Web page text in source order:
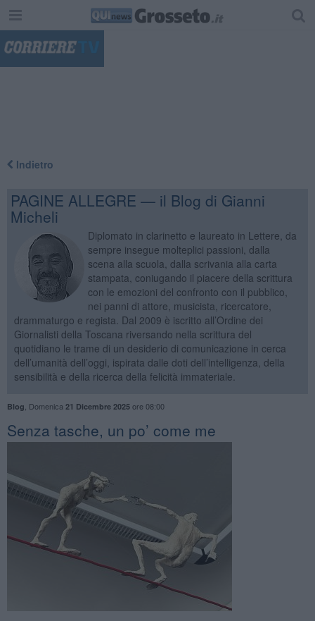
Indietro
PAGINE ALLEGRE — il Blog di Gianni
Micheli
Diplomato in clarinetto e laureato in Lettere, da
sempre insegue molteplici passioni, dalla
scena alla scuola, dalla scrivania alla carta
stampata, coniugando il piacere della scrittura
con le emozioni del confronto con il pubblico,
nei panni di attore, musicista, ricercatore,
drammaturgo e regista. Dal 2009 è iscritto all’Ordine dei
Giornalisti della Toscana riversando nella scrittura del
quotidiano le trame di un desiderio di comunicazione in cerca
dell’umanità dell’oggi, ispirata dalle doti dell’intelligenza, della
sensibilità e della ricerca della felicità immateriale.
Blog Domenica 21 Dicembre 2025ore 08:00
​Senza tasche, un po’ come me